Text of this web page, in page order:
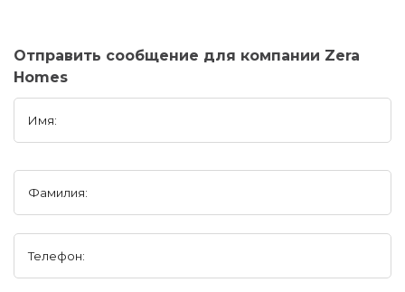
Отправить сообщение для компании Zera
Homes
Имя:
Фамилия:
Телефон: